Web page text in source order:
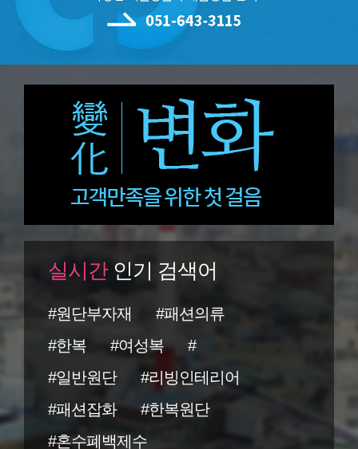
실시간인기 검색어
#원단부자재
#패션의류
#한복
#여성복
#
#일반원단
#리빙인테리어
#패션잡화
#한복원단
#혼수폐백제수